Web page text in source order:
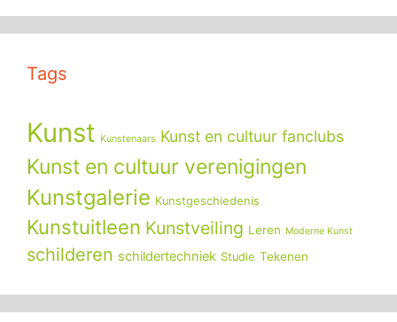
Tags
Kunst Kunstenaars Kunst en cultuur fanclubs
Kunst en cultuur verenigingen
Kunstgalerie Kunstgeschiedenis
Kunstuitleen Kunstveiling Leren Moderne Kunst
schilderen schildertechniek Studie Tekenen